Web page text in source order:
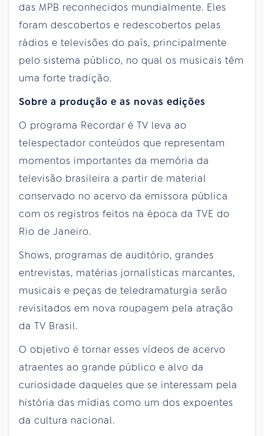
das MPB reconhecidos mundialmente. Eles
foram descobertos e redescobertos pelas
rádios e televisões do país, principalmente
pelo sistema público, no qual os musicais têm
uma forte tradição.
Sobre a produção e as novas edições
O programa Recordar é TV leva ao
telespectador conteúdos que representam
momentos importantes da memória da
televisão brasileira a partir de material
conservado no acervo da emissora pública
com os registros feitos na época da TVE do
Rio de Janeiro.
Shows, programas de auditório, grandes
entrevistas, matérias jornalísticas marcantes,
musicais e peças de teledramaturgia serão
revisitados em nova roupagem pela atração
da TV Brasil.
O objetivo é tornar esses vídeos de acervo
atraentes ao grande público e alvo da
curiosidade daqueles que se interessam pela
história das mídias como um dos expoentes
da cultura nacional.